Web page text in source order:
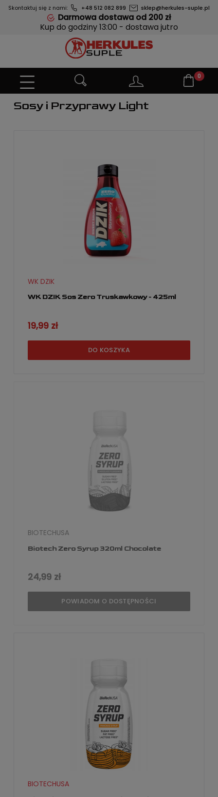
Skontaktuj się z nami: +48 512 082 899 sklep@herkules-suple.pl
Darmowa dostawa od 200 zł
Kup do godziny 13:00 - dostawa jutro
Sosy i Przyprawy Light
WK DZIK Sos Zero Truskawkowy - 425ml
WK DZIK
19,99 zł
DO KOSZYKA
Biotech Zero Syrup 320ml Chocolate
BIOTECHUSA
24,99 zł
POWIADOM O DOSTĘPNOŚCI
BIOTECHUSA